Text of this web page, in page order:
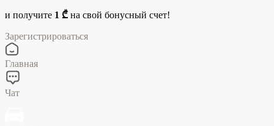
и получите 1 ₾ на свой бонусный счет!
Зарегистрироваться
Главная
Чат